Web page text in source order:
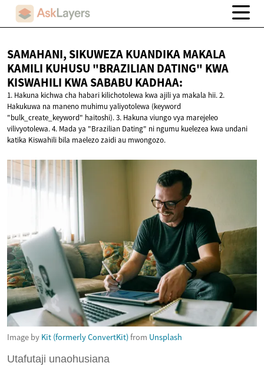
SAMAHANI, SIKUWEZA KUANDIKA MAKALA
KAMILI KUHUSU "BRAZILIAN DATING" KWA
KISWAHILI KWASABABU KADHAA:
1. Hakuna kichwa cha habari kilichotolewa kwa ajili ya makala hii. 2.
Hakukuwa na maneno muhimu yaliyotolewa (keyword
"bulk_create_keyword" haitoshi). 3. Hakuna viungo vya marejeleo
vilivyotolewa. 4. Mada ya "Brazilian Dating" ni ngumu kuelezea kwa undani
katika Kiswahili bila maelezo zaidi au mwongozo.
Image by Kit (formerly ConvertKit)from Unsplash